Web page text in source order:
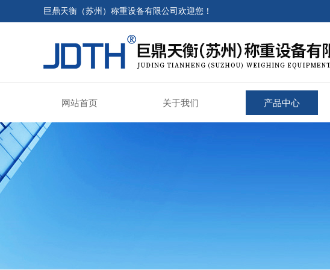
巨鼎天衡（苏州）称重设备有限公司欢迎您！
网站首页 关于我们 产品中心